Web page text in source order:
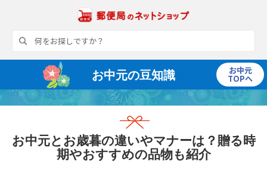
お中元の豆知識 お中元
TOPへ
お中元とお歳暮の違いやマナーは？贈る時
期やおすすめの品物も紹介